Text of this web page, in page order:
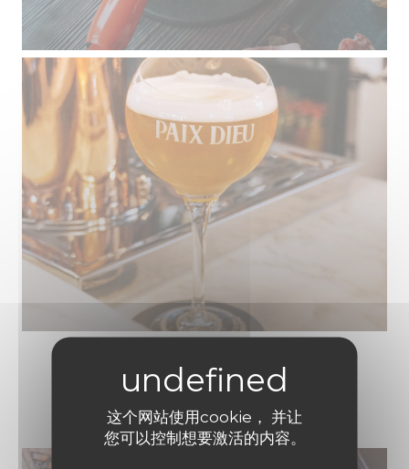
这个网站使用cookie， 并让
您可以控制想要激活的内容。
SALÉ